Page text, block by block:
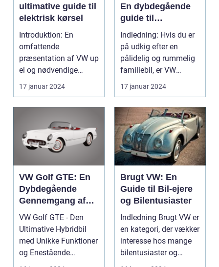
ultimative guide til
elektrisk kørsel
Introduktion: En
omfattende
præsentation af VW up
el og nødvendige
oplysninger for dem,
der er inter...
17 januar 2024
En dybdegående
guide til
bilentusiaster og
bil-ejere
Indledning: Hvis du er
på udkig efter en
pålidelig og rummelig
familiebil, er VW
Touran et godt valg...
17 januar 2024
VW Golf GTE: En
Dybdegående
Gennemgang af
Højdepunkterne
VW Golf GTE - Den
Ultimative Hybridbil
med Unikke Funktioner
og Enestående
Ydeevne Indledning:
Brugt VW: En
Guide til Bil-ejere
og Bilentusiaster
Indledning Brugt VW er
en kategori, der vækker
interesse hos mange
bilentusiaster og
potentielle bi...